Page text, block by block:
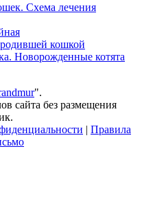
Схема лечения
кошкой
Новорожденные котята
".
сайта без размещения
| Правила